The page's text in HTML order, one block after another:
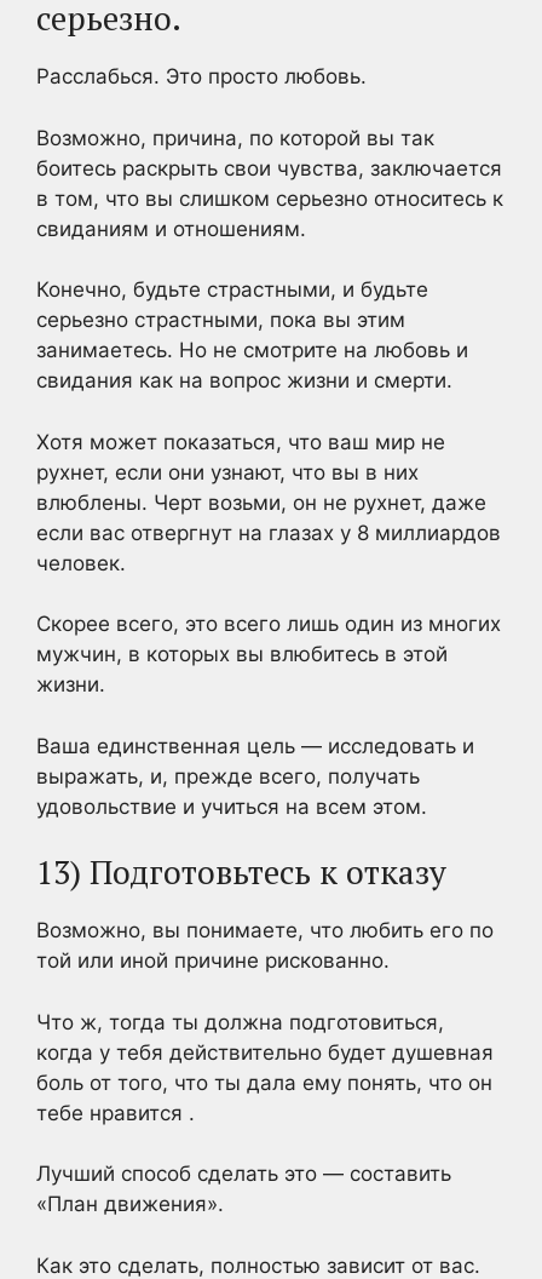
серьезно.
Расслабься. Это просто любовь.
Возможно, причина, по которой вы так
боитесь раскрыть свои чувства, заключается
в том, что вы слишком серьезно относитесь к
свиданиям и отношениям.
Конечно, будьте страстными, и будьте
серьезно страстными, пока вы этим
занимаетесь. Но не смотрите на любовь и
свидания как на вопрос жизни и смерти.
Хотя может показаться, что ваш мир не
рухнет, если они узнают, что вы в них
влюблены. Черт возьми, он не рухнет, даже
если вас отвергнут на глазах у 8 миллиардов
человек.
Скорее всего, это всего лишь один из многих
мужчин, в которых вы влюбитесь в этой
жизни.
Ваша единственная цель — исследовать и
выражать, и, прежде всего, получать
удовольствие и учиться на всем этом.
13) Подготовьтесь к отказу
Возможно, вы понимаете, что любить его по
той или иной причине рискованно.
Что ж, тогда ты должна подготовиться,
когда у тебя действительно будет душевная
боль от того, что ты дала ему понять, что он
тебе нравится .
Лучший способ сделать это — составить
«План движения».
Как это сделать, полностью зависит от вас.